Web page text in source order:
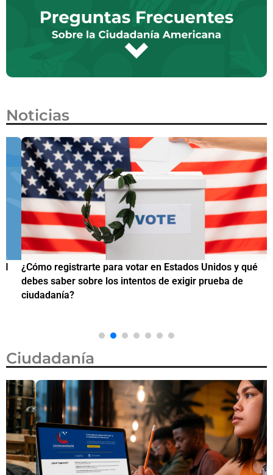
Noticias
¿Cómo registrarte para votar en Estados Unidos y qué
debes saber sobre los intentos de exigir prueba de
ciudadanía?
Ciudadanía